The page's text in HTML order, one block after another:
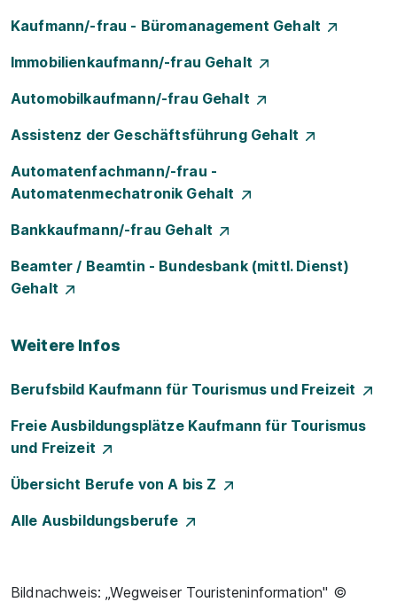
Kaufmann/-frau - Büromanagement Gehalt
Immobilienkaufmann/-frau Gehalt
Automobilkaufmann/-frau Gehalt
Assistenz der Geschäftsführung Gehalt
Automatenfachmann/-frau -
Automatenmechatronik Gehalt
Bankkaufmann/-frau Gehalt
Beamter / Beamtin - Bundesbank (mittl. Dienst)
Gehalt
Weitere Infos
Berufsbild Kaufmann für Tourismus und Freizeit
Freie Ausbildungsplätze Kaufmann für Tourismus
und Freizeit
Übersicht Berufe von A bis Z
Alle Ausbildungsberufe
Bildnachweis: „Wegweiser Touristeninformation" ©